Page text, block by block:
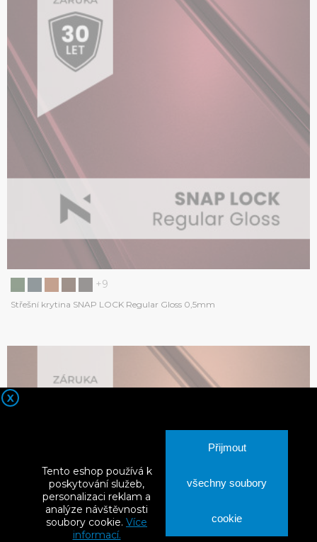
X
Tento eshop používá k
poskytování služeb,
personalizaci reklam a
analýze návštěvnosti
soubory cookie. Více
informací.
Přijmout
všechny soubory
cookie
+9
Střešní krytina SNAP LOCK Regular Gloss 0,5mm